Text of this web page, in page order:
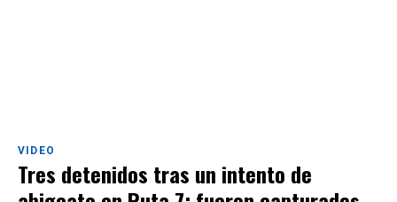
VIDEO
Tres detenidos tras un intento de